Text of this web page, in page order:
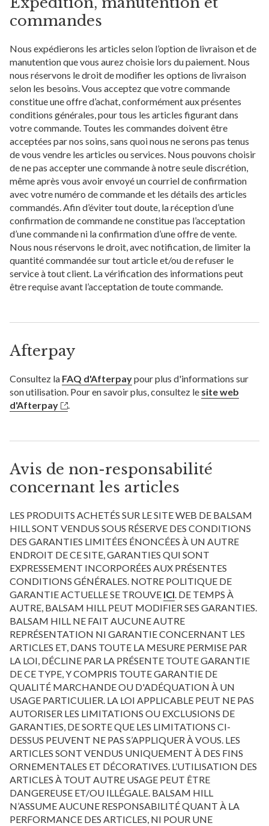
commandes
Nous expédierons les articles selon l’option de livraison et de
manutention que vous aurez choisie lors du paiement. Nous
nous réservons le droit de modifier les options de livraison
selon les besoins. Vous acceptez que votre commande
constitue une offre d’achat, conformément aux présentes
conditions générales, pour tous les articles figurant dans
votre commande. Toutes les commandes doivent être
acceptées par nos soins, sans quoi nous ne serons pas tenus
de vous vendre les articles ou services. Nous pouvons choisir
de ne pas accepter une commande à notre seule discrétion,
même après vous avoir envoyé un courriel de confirmation
avec votre numéro de commande et les détails des articles
commandés. Afin d’éviter tout doute, la réception d’une
confirmation de commande ne constitue pas l’acceptation
d’une commande ni la confirmation d’une offre de vente.
Nous nous réservons le droit, avec notification, de limiter la
quantité commandée sur tout article et/ou de refuser le
service à tout client. La vérification des informations peut
être requise avant l’acceptation de toute commande.
Afterpay
Consultez la FAQ d'Afterpaypour plus d'informations sur
son utilisation. Pour en savoir plus, consultez le site web
d'Afterpay
.
Avis de non-responsabilité
concernant les articles
LES PRODUITS ACHETÉS SUR LE SITE WEB DE BALSAM
HILL SONT VENDUS SOUS RÉSERVE DES CONDITIONS
DES GARANTIES LIMITÉES ÉNONCÉES À UN AUTRE
ENDROIT DE CE SITE, GARANTIES QUI SONT
EXPRESSEMENT INCORPORÉES AUX PRÉSENTES
CONDITIONS GÉNÉRALES. NOTRE POLITIQUE DE
GARANTIE ACTUELLE SE TROUVE ICI. DE TEMPS À
AUTRE, BALSAM HILL PEUT MODIFIER SES GARANTIES.
BALSAM HILL NE FAIT AUCUNE AUTRE
REPRÉSENTATION NI GARANTIE CONCERNANT LES
ARTICLES ET, DANS TOUTE LA MESURE PERMISE PAR
LA LOI, DÉCLINE PAR LA PRÉSENTE TOUTE GARANTIE
DE CE TYPE, Y COMPRIS TOUTE GARANTIE DE
QUALITÉ MARCHANDE OU D'ADÉQUATION À UN
USAGE PARTICULIER. LA LOI APPLICABLE PEUT NE PAS
AUTORISER LES LIMITATIONS OU EXCLUSIONS DE
GARANTIES, DE SORTE QUE LES LIMITATIONS CI-
DESSUS PEUVENT NE PAS S’APPLIQUER À VOUS. LES
ARTICLES SONT VENDUS UNIQUEMENT À DES FINS
ORNEMENTALES ET DÉCORATIVES. L’UTILISATION DES
ARTICLES À TOUT AUTRE USAGE PEUT ÊTRE
DANGEREUSE ET/OU ILLÉGALE. BALSAM HILL
N’ASSUME AUCUNE RESPONSABILITÉ QUANT À LA
PERFORMANCE DES ARTICLES, NI POUR UNE